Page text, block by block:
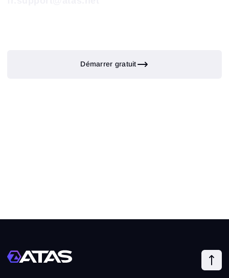
Démarrer gratuit